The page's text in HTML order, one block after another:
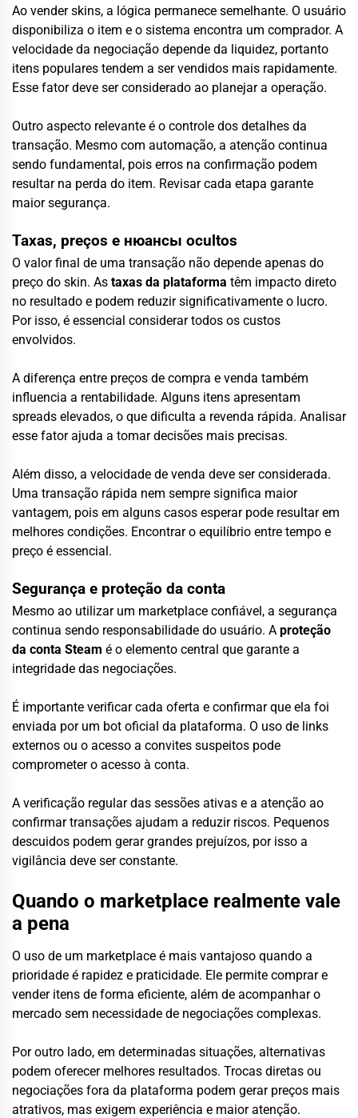
Ao vender skins, a lógica permanece semelhante. O usuário
disponibiliza o item e o sistema encontra um comprador. A
velocidade da negociação depende da liquidez, portanto
itens populares tendem a ser vendidos mais rapidamente.
Esse fator deve ser considerado ao planejar a operação.
Outro aspecto relevante é o controle dos detalhes da
transação. Mesmo com automação, a atenção continua
sendo fundamental, pois erros na confirmação podem
resultar na perda do item. Revisar cada etapa garante
maior segurança.
Taxas, preços e нюансы ocultos
O valor final de uma transação não depende apenas do
preço do skin. As taxas da plataforma têm impacto direto
no resultado e podem reduzir significativamente o lucro.
Por isso, é essencial considerar todos os custos
envolvidos.
A diferença entre preços de compra e venda também
influencia a rentabilidade. Alguns itens apresentam
spreads elevados, o que dificulta a revenda rápida. Analisar
esse fator ajuda a tomar decisões mais precisas.
Além disso, a velocidade de venda deve ser considerada.
Uma transação rápida nem sempre significa maior
vantagem, pois em alguns casos esperar pode resultar em
melhores condições. Encontrar o equilíbrio entre tempo e
preço é essencial.
Segurança e proteção da conta
Mesmo ao utilizar um marketplace confiável, a segurança
continua sendo responsabilidade do usuário. A proteção
da conta Steam é o elemento central que garante a
integridade das negociações.
É importante verificar cada oferta e confirmar que ela foi
enviada por um bot oficial da plataforma. O uso de links
externos ou o acesso a convites suspeitos pode
comprometer o acesso à conta.
A verificação regular das sessões ativas e a atenção ao
confirmar transações ajudam a reduzir riscos. Pequenos
descuidos podem gerar grandes prejuízos, por isso a
vigilância deve ser constante.
Quando o marketplace realmente vale
a pena
O uso de um marketplace é mais vantajoso quando a
prioridade é rapidez e praticidade. Ele permite comprar e
vender itens de forma eficiente, além de acompanhar o
mercado sem necessidade de negociações complexas.
Por outro lado, em determinadas situações, alternativas
podem oferecer melhores resultados. Trocas diretas ou
negociações fora da plataforma podem gerar preços mais
atrativos, mas exigem experiência e maior atenção.